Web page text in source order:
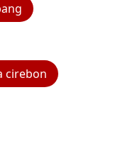
cirebon